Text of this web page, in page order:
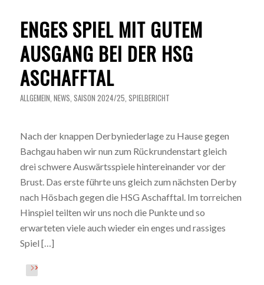
ENGES SPIEL MIT GUTEM
AUSGANG BEI DER HSG
ASCHAFFTAL
ALLGEMEIN NEWS SAISON 2024/25 SPIELBERICHT
Nach der knappen Derbyniederlage zu Hause gegen
Bachgau haben wir nun zum Rückrundenstart gleich
drei schwere Auswärtsspiele hintereinander vor der
Brust. Das erste führte uns gleich zum nächsten Derby
nach Hösbach gegen die HSG Aschafftal. Im torreichen
Hinspiel teilten wir uns noch die Punkte und so
erwarteten viele auch wieder ein enges und rassiges
Spiel […]